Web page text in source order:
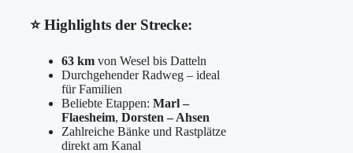
⭐ Highlights der Strecke:
63 km von Wesel bis Datteln
Durchgehender Radweg – ideal
für Familien
Beliebte Etappen: Marl –
Flaesheim, Dorsten – Ahsen
Zahlreiche Bänke und Rastplätze
direkt am Kanal